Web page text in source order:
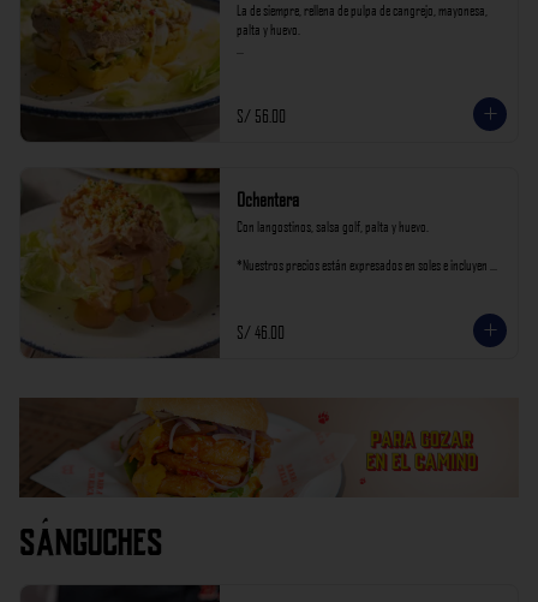
La de siempre, rellena de pulpa de cangrejo, mayonesa,
palta y huevo.
S/ 56.00
Ochentera
Con langostinos, salsa golf, palta y huevo.
*Nuestros precios están expresados en soles e incluyen
S/ 46.00
Sánguches